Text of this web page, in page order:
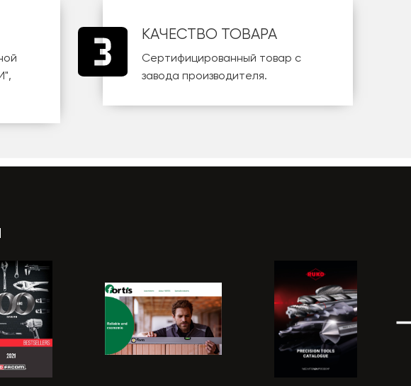
,
КАЧЕСТВО ТОВАРА
Сертифицированный товар с
завода производителя.